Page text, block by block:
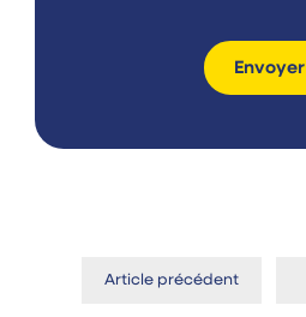
Envoyer
Article précédent